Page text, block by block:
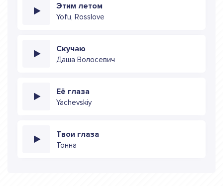
Этим летом
Yofu, Rosslove
Скучаю
Даша Волосевич
Её глаза
Yachevskiy
Твои глаза
Тонна